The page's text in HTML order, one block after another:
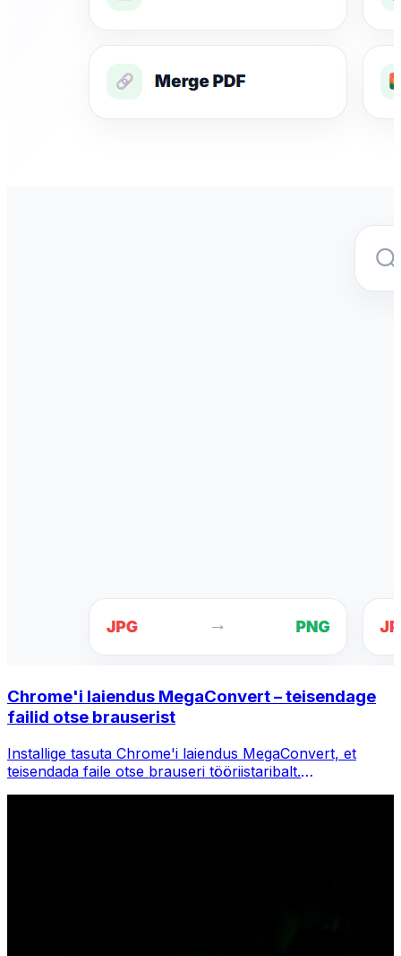
Chrome'i laiendus MegaConvert – teisendage
failid otse brauserist
Installige tasuta Chrome'i laiendus MegaConvert, et
teisendada faile otse brauseri tööriistaribalt.